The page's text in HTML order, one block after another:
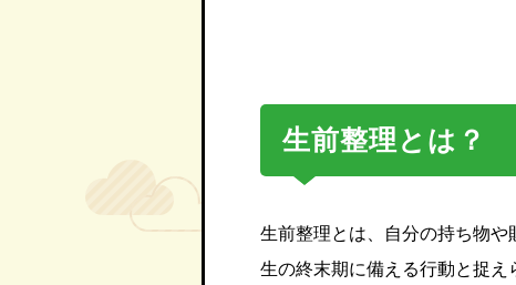
生前整理とは？
生前整理とは、自分の持ち物
生の終末期に備える行動と捉え